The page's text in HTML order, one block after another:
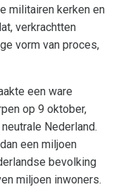
militairen kerken en
verkrachtten
vorm van proces,
een ware
op 9 oktober,
Nederland.
een miljoen
bevolking
miljoen inwoners.